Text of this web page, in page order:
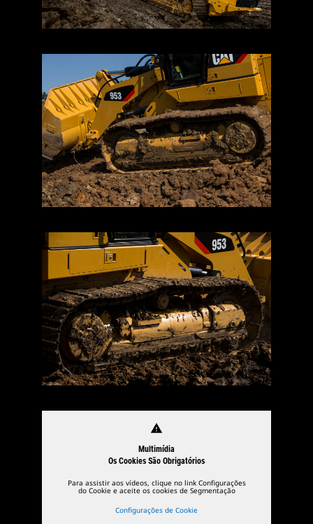
warning
Multimídia
Os Cookies São Obrigatórios
Para assistir aos vídeos, clique no link Configurações
do Cookie e aceite os cookies de Segmentação
Configurações de Cookie